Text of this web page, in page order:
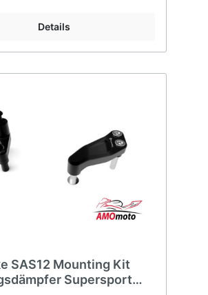
Details
SAS12 Mounting Kit
Supersport